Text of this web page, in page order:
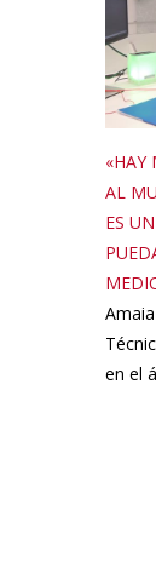
«HAY
AL
ES
en el